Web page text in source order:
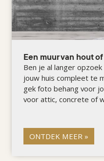
Een muur van hout
Ben je al langer
jouw huis compleet te
gek foto behang voor
voor attic, concrete of
ONTDEK MEER »